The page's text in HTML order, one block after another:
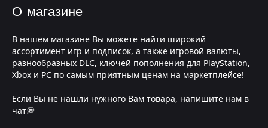
О магазине
В нашем магазине Вы можете найти широкий
ассортимент игр и подписок, а также игровой валюты,
разнообразных DLC, ключей пополнения для PlayStation,
Xbox и PC по самым приятным ценам на маркетплейсе!
Если Вы не нашли нужного Вам товара, напишите нам в
чат💭